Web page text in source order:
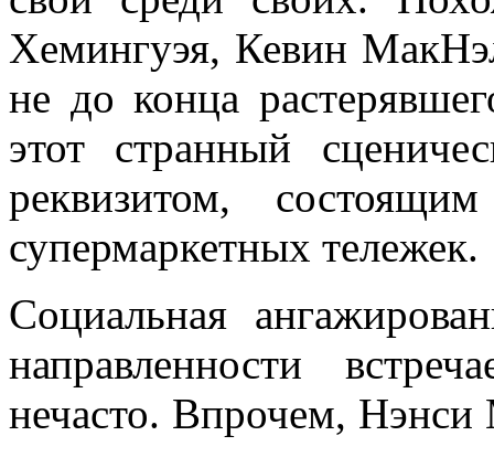
Хемингуэя, Кевин
не до конца
этот странный
реквизитом,
супермаркетных тележек.
Социальная
направленности
нечасто. Впрочем, Нэнси